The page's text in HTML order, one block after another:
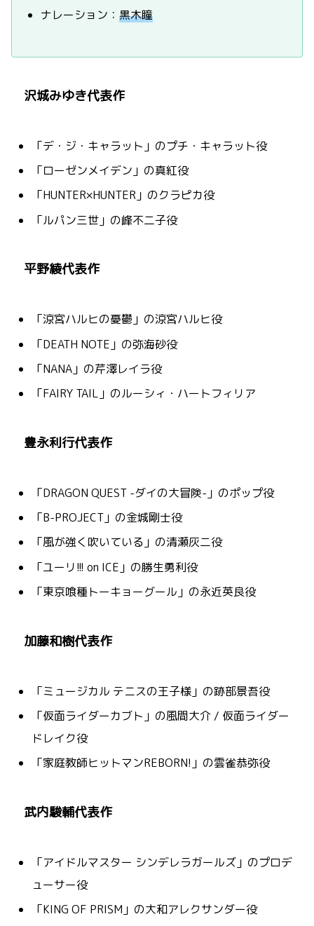
ナレーション：黒木瞳
沢城みゆき代表作
「デ・ジ・キャラット」のプチ・キャラット役
「ローゼンメイデン」の真紅役
「HUNTER×HUNTER」のクラピカ役
「ルパン三世」の峰不二子役
平野綾代表作
「涼宮ハルヒの憂鬱」の涼宮ハルヒ役
「DEATH NOTE」の弥海砂役
「NANA」の芹澤レイラ役
「FAIRY TAIL」のルーシィ・ハートフィリア
豊永利行代表作
「DRAGON QUEST -ダイの大冒険-」のポップ役
「B-PROJECT」の金城剛士役
「風が強く吹いている」の清瀬灰二役
「ユーリ!!! on ICE」の勝生勇利役
「東京喰種トーキョーグール」の永近英良役
加藤和樹代表作
「ミュージカル テニスの王子様」の跡部景吾役
「仮面ライダーカブト」の風間大介 / 仮面ライダー
ドレイク役
「家庭教師ヒットマンREBORN!」の雲雀恭弥役
武内駿輔代表作
「アイドルマスター シンデレラガールズ」のプロデ
ューサー役
「KING OF PRISM」の大和アレクサンダー役